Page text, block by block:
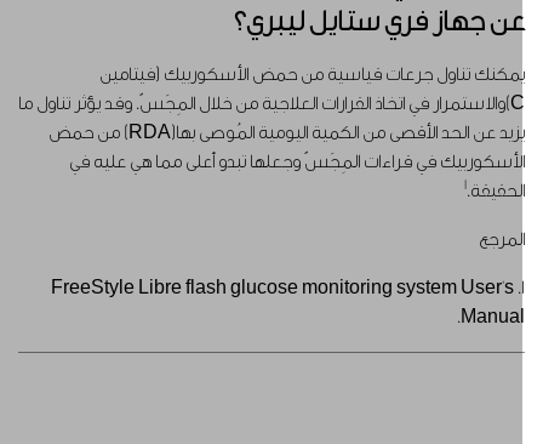
جهاز فري ستايل ليبري؟
تناول جرعات قياسية من حمض الأسكوربيك (فيتامين
C)والاستمرار في اتخاذ القرارات العلاجية من خلال المِجَسّ. وقد يؤثر تناول ما
يزيد عن الحد الأقصى من الكمية اليومية المُوصى بها(RDA) من حمض
في قراءات المِجَسّ وجعلها تبدو أعلى مما هي عليه في
1
1. FreeStyle Libre flash glucose monitoring system User's